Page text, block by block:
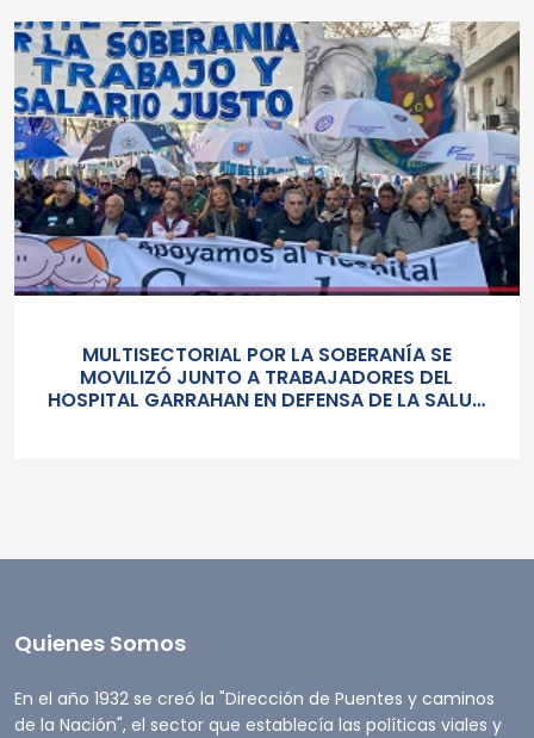
MULTISECTORIAL POR LA SOBERANÍA SE
MOVILIZÓ JUNTO A TRABAJADORES DEL
HOSPITAL GARRAHAN EN DEFENSA DE LA SALUD
Quienes Somos
En el año 1932 se creó la "Dirección de Puentes y caminos
de la Nación", el sector que establecía las políticas viales y